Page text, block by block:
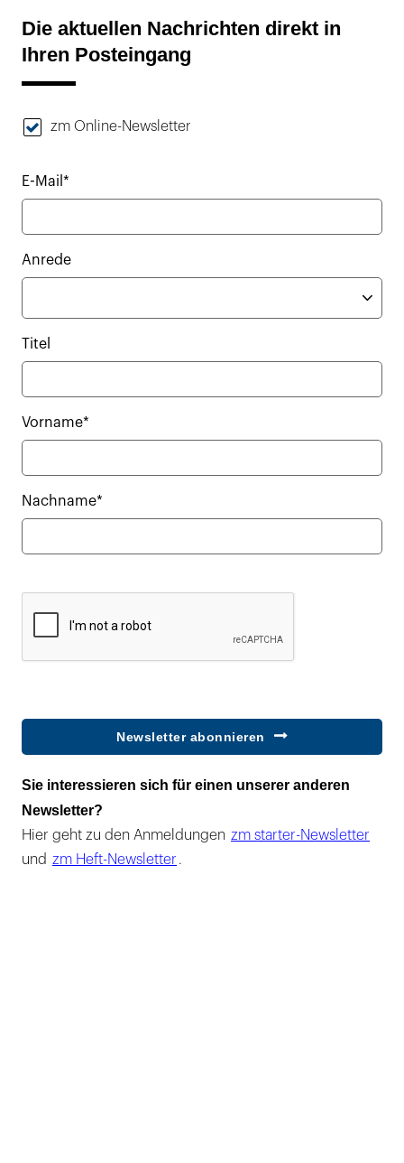
Die aktuellen Nachrichten direkt in
Ihren Posteingang
zm Online-Newsletter
E-Mail*
Anrede
Titel
Vorname*
Nachname*
Newsletter abonnieren
Sie interessieren sich für einen unserer anderen
Newsletter?
Hier geht zu den Anmeldungen zm starter-Newsletter
und zm Heft-Newsletter .